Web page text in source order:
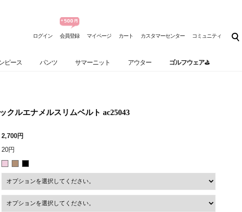
ログイン 会員登録 マイページ カート カスタマーセンター コミュニティ
ピース パンツ サマーニット アウター ゴルフウェア⛳
クルエナメルスリムベルト ac25043
2,700円
20円